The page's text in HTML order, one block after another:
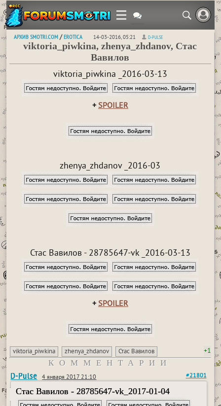
АРХИВ SMOTRI.COM /EROTICA 14-03-2016, 05:21 D-PULSE
viktoria_piwkina, zhenya_zhdanov, Стас
Вавилов
viktoria_piwkina _2016-03-13
+ SPOILER
zhenya_zhdanov _2016-03
Стас Вавилов - 28785647-vk _2016-03-13
+ SPOILER
viktoria_piwkina zhenya_zhdanov Стас Вавилов +1
КОММЕНТАРИИ
D-Pulse 4 января 2017 21:10 #21801
Стас Вавилов - 28785647-vk_2017-01-04